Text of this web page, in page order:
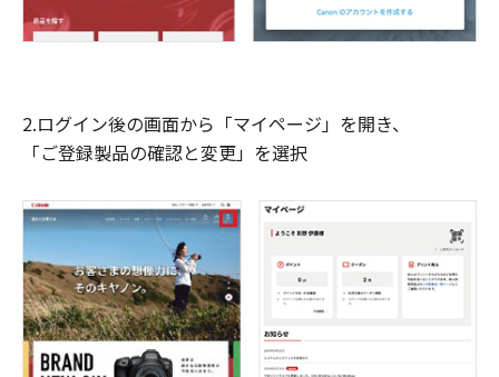
2.ログイン後の画面から「マイページ」を開き、
「ご登録製品の確認と変更」を選択